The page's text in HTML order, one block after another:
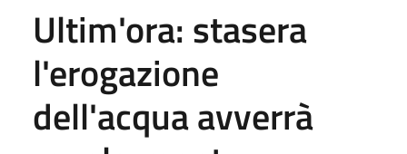
Ultim'ora: stasera
l'erogazione
dell'acqua avverrà